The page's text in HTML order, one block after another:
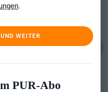
.
WEITER
PUR-Abo